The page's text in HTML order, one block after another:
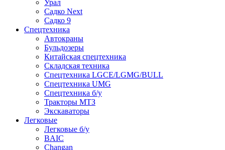
Урал
Садко Next
Садко 9
Спецтехника
Автокраны
Бульдозеры
Китайская спецтехника
Складская техника
Спецтехника LGCE/LGMG/BULL
Спецтехника UMG
Спецтехника б/у
Тракторы МТЗ
Экскаваторы
Легковые
Легковые б/у
BAIC
Changan